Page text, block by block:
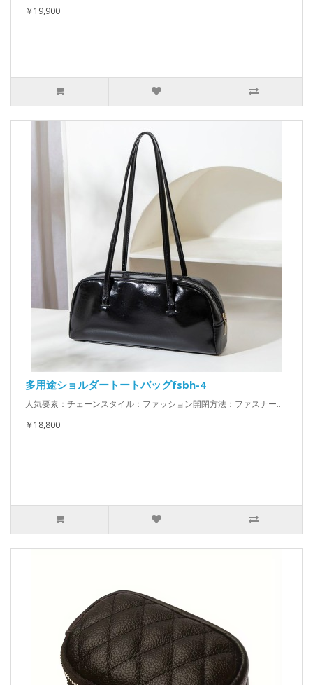
￥19,900
多用途ショルダートートバッグfsbh-4
人気要素：チェーンスタイル：ファッション開閉方法：ファスナー..
￥18,800